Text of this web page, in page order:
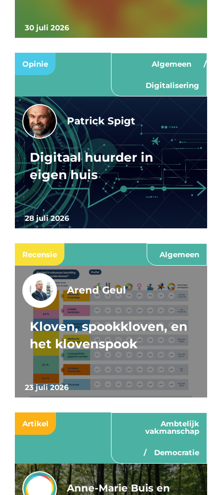
30 juli 2026
Opinie Algemeen
Digitalisering
28 juli 2026
Patrick Spigt
Digitaal huurder in
eigen huis
Recensie Algemeen
23 juli 2026
Arend Geul
Kloven, spookkloven, en
het klovenspook
Artikel Ambtelijk
vakmanschap
Democratie
Anne-Marie Buis en